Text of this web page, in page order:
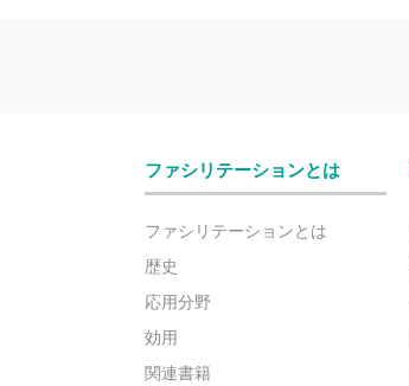
ファシリテーションとは
ファシリテーションとは
歴史
応用分野
効用
関連書籍